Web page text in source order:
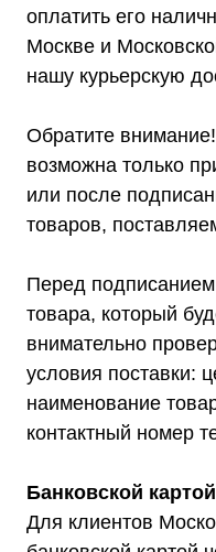
оплатить его
Москве и
нашу курьерскую
Обратите
возможна только
или после
товаров,
Перед
товара, который
внимательно
условия поставки:
наименование
контактный номер
Банковской картой
Для клиентов
Мы являемся
официальным
дилером ГК
8 (800) 444-75-17
Оставьте заявку на
стабилизатора или
менеджеры помогут
подходящий вариант
Оставить